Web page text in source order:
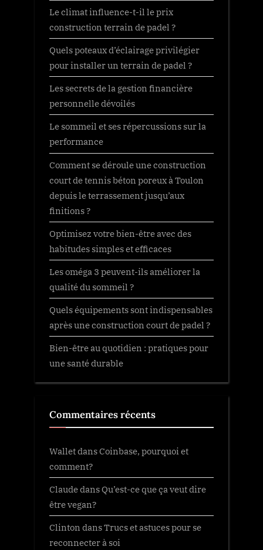
Le climat influence-t-il le prix
construction terrain de padel ?
Quels poteaux d’éclairage privilégier
pour installer un terrain de padel ?
Les secrets de la gestion financière
personnelle dévoilés
Le sommeil et ses répercussions sur la
performance
Comment se déroule une construction
court de tennis béton poreux à Toulon
depuis le terrassement jusqu’aux
finitions ?
Optimisez votre bien-être avec des
habitudes simples et efficaces
Les oméga 3 peuvent-ils améliorer la
qualité du sommeil ?
Quels équipements sont indispensables
après une construction court de padel ?
Bien-être au quotidien : pratiques pour
une santé durable
Commentaires récents
WalletdansCoinbase, pourquoi et
comment?
ClaudedansQu’est-ce que ça veut dire
être vegan?
Clinton dansTrucs et astuces pour se
reconnecter à soi